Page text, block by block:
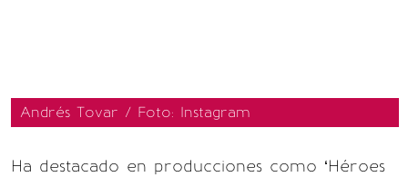
Andrés Tovar / Foto: Instagram
Ha destacado en producciones como ‘Héroes